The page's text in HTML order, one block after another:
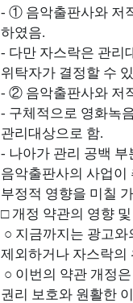
- ① 음악출판사와 저
하였음.
- 다만 자스락은 관리
위탁자가 결정할 수
- ② 음악출판사와 저
- 구체적으로 영화녹
관리대상으로 함.
- 나아가 관리 공백
음악출판사의 사업이
부정적 영향을 미칠
□ 개정 약관의 영향
○ 지금까지는 광고
제외하거나 자스락의
○ 이번의 약관 개정
권리 보호와 원활한